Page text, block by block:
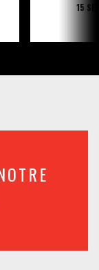
15